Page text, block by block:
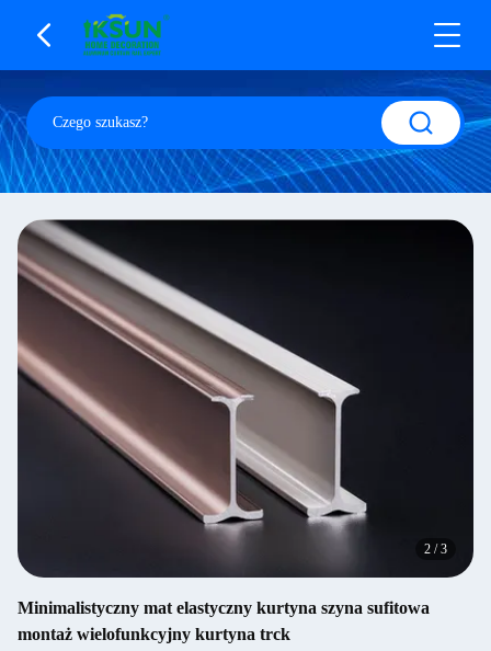
2 /3
Minimalistyczny mat elastyczny kurtyna szyna sufitowa
montaż wielofunkcyjny kurtyna trck